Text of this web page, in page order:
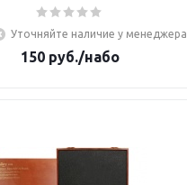
Уточняйте наличие у менеджера
150руб./набо